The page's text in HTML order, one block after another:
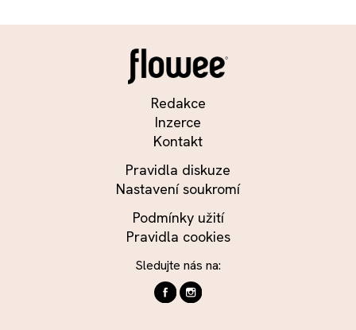
Redakce
Inzerce
Kontakt
Pravidla diskuze
Nastavení soukromí
Podmínky užití
Pravidla cookies
Sledujte nás na: